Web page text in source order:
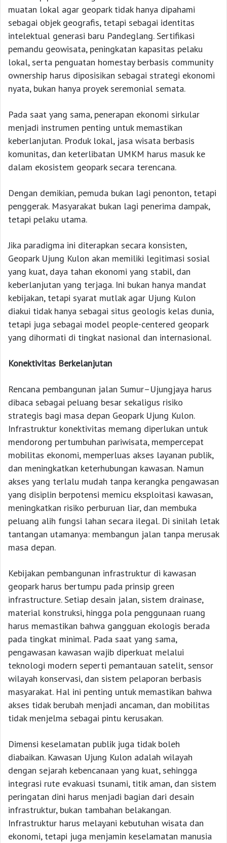
muatan lokal agar geopark tidak hanya dipahami
sebagai objek geografis, tetapi sebagai identitas
intelektual generasi baru Pandeglang. Sertifikasi
pemandu geowisata, peningkatan kapasitas pelaku
lokal, serta penguatan homestay berbasis community
ownership harus diposisikan sebagai strategi ekonomi
nyata, bukan hanya proyek seremonial semata.
Pada saat yang sama, penerapan ekonomi sirkular
menjadi instrumen penting untuk memastikan
keberlanjutan. Produk lokal, jasa wisata berbasis
komunitas, dan keterlibatan UMKM harus masuk ke
dalam ekosistem geopark secara terencana.
Dengan demikian, pemuda bukan lagi penonton, tetapi
penggerak. Masyarakat bukan lagi penerima dampak,
tetapi pelaku utama.
Jika paradigma ini diterapkan secara konsisten,
Geopark Ujung Kulon akan memiliki legitimasi sosial
yang kuat, daya tahan ekonomi yang stabil, dan
keberlanjutan yang terjaga. Ini bukan hanya mandat
kebijakan, tetapi syarat mutlak agar Ujung Kulon
diakui tidak hanya sebagai situs geologis kelas dunia,
tetapi juga sebagai model people-centered geopark
yang dihormati di tingkat nasional dan internasional.
Konektivitas Berkelanjutan
Rencana pembangunan jalan Sumur–Ujungjaya harus
dibaca sebagai peluang besar sekaligus risiko
strategis bagi masa depan Geopark Ujung Kulon.
Infrastruktur konektivitas memang diperlukan untuk
mendorong pertumbuhan pariwisata, mempercepat
mobilitas ekonomi, memperluas akses layanan publik,
dan meningkatkan keterhubungan kawasan. Namun
akses yang terlalu mudah tanpa kerangka pengawasan
yang disiplin berpotensi memicu eksploitasi kawasan,
meningkatkan risiko perburuan liar, dan membuka
peluang alih fungsi lahan secara ilegal. Di sinilah letak
tantangan utamanya: membangun jalan tanpa merusak
masa depan.
Kebijakan pembangunan infrastruktur di kawasan
geopark harus bertumpu pada prinsip green
infrastructure. Setiap desain jalan, sistem drainase,
material konstruksi, hingga pola penggunaan ruang
harus memastikan bahwa gangguan ekologis berada
pada tingkat minimal. Pada saat yang sama,
pengawasan kawasan wajib diperkuat melalui
teknologi modern seperti pemantauan satelit, sensor
wilayah konservasi, dan sistem pelaporan berbasis
masyarakat. Hal ini penting untuk memastikan bahwa
akses tidak berubah menjadi ancaman, dan mobilitas
tidak menjelma sebagai pintu kerusakan.
Dimensi keselamatan publik juga tidak boleh
diabaikan. Kawasan Ujung Kulon adalah wilayah
dengan sejarah kebencanaan yang kuat, sehingga
integrasi rute evakuasi tsunami, titik aman, dan sistem
peringatan dini harus menjadi bagian dari desain
infrastruktur, bukan tambahan belakangan.
Infrastruktur harus melayani kebutuhan wisata dan
ekonomi, tetapi juga menjamin keselamatan manusia